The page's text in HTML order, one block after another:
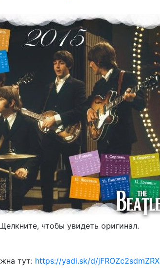
чтобы увидеть оригинал.
тут: https://yadi.sk/d/jFROZc2sdmZRX